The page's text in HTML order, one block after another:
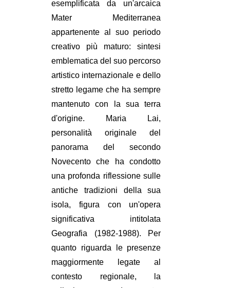
esemplificata da un'arcaica
Mater Mediterranea
appartenente al suo periodo
creativo più maturo: sintesi
emblematica del suo percorso
artistico internazionale e dello
stretto legame che ha sempre
mantenuto con la sua terra
d'origine. Maria Lai,
personalità originale del
panorama del secondo
Novecento che ha condotto
una profonda riflessione sulle
antiche tradizioni della sua
isola, figura con un'opera
significativa intitolata
Geografia (1982-1988). Per
quanto riguarda le presenze
maggiormente legate al
contesto regionale, la